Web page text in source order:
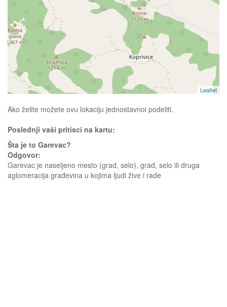
Leaflet
Ako želite možete ovu lokaciju jednostavnoi podeliti.
Poslednji vaši pritisci na kartu:
Šta je to Garevac?
Odgovor:
Garevac je naseljeno mesto (grad, selo), grad, selo ili druga
aglomeracija građevina u kojima ljudi žive i rade